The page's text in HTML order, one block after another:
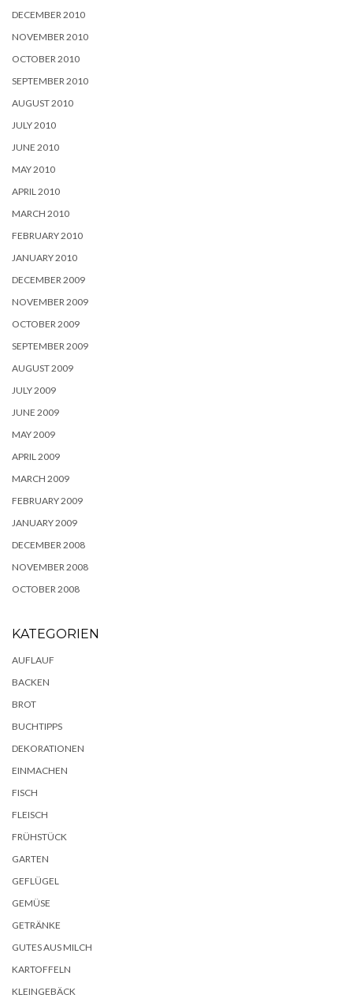
DECEMBER 2010
NOVEMBER 2010
OCTOBER 2010
SEPTEMBER 2010
AUGUST 2010
JULY 2010
JUNE 2010
MAY 2010
APRIL 2010
MARCH 2010
FEBRUARY 2010
JANUARY 2010
DECEMBER 2009
NOVEMBER 2009
OCTOBER 2009
SEPTEMBER 2009
AUGUST 2009
JULY 2009
JUNE 2009
MAY 2009
APRIL 2009
MARCH 2009
FEBRUARY 2009
JANUARY 2009
DECEMBER 2008
NOVEMBER 2008
OCTOBER 2008
KATEGORIEN
AUFLAUF
BACKEN
BROT
BUCHTIPPS
DEKORATIONEN
EINMACHEN
FISCH
FLEISCH
FRÜHSTÜCK
GARTEN
GEFLÜGEL
GEMÜSE
GETRÄNKE
GUTES AUS MILCH
KARTOFFELN
KLEINGEBÄCK